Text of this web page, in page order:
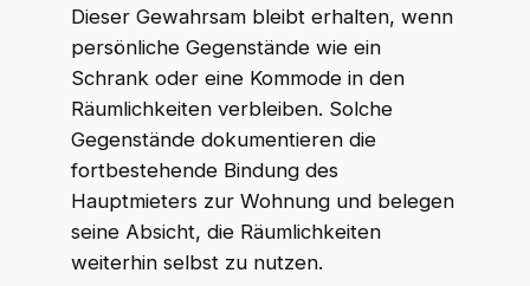
Dieser Gewahrsam bleibt erhalten, wenn
persönliche Gegenstände wie ein
Schrank oder eine Kommode in den
Räumlichkeiten verbleiben. Solche
Gegenstände dokumentieren die
fortbestehende Bindung des
Hauptmieters zur Wohnung und belegen
seine Absicht, die Räumlichkeiten
weiterhin selbst zu nutzen.